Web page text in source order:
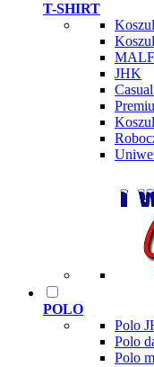
T-SHIRT
JHK
POLO
Polo
Polo
Polo